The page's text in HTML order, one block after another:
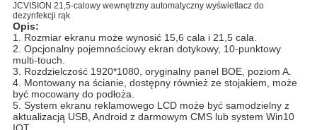
JCVISION 21,5-calowy wewnętrzny automatyczny wyświetlacz do
dezynfekcji rąk
Opis:
1. Rozmiar ekranu może wynosić 15,6 cala i 21,5 cala.
2. Opcjonalny pojemnościowy ekran dotykowy, 10-punktowy
multi-touch.
3. Rozdzielczość 1920*1080, oryginalny panel BOE, poziom A.
4. Montowany na ścianie, dostępny również ze stojakiem, może
być mocowany do podłoża.
5. System ekranu reklamowego LCD może być samodzielny z
aktualizacją USB, Android z darmowym CMS lub system Win10